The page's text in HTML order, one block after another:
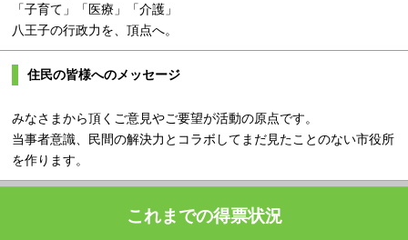
「子育て」「医療」「介護」
八王子の行政力を、頂点へ。
住民の皆様へのメッセージ
みなさまから頂くご意見やご要望が活動の原点です。
当事者意識、民間の解決力とコラボしてまだ見たことのない市役所
を作ります。
これまでの得票状況